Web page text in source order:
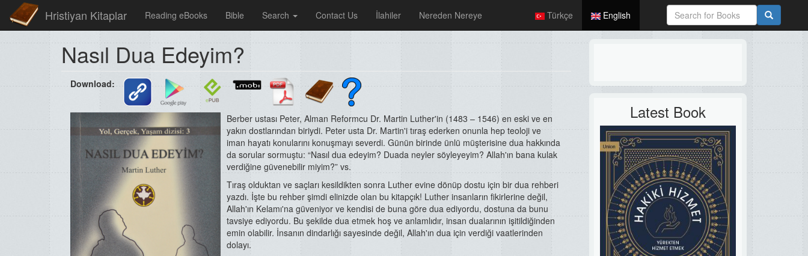
Hristiyan Kitaplar Reading eBooks Bible Search Contact Us İlahiler Nereden Nereye Türkçe English
Latest Book
Nasıl Dua Edeyim?
Download:
Berber ustası Peter, Alman Reformcu Dr. Martin Luther'in (1483 – 1546) en eski ve en
yakın dostlarından biriydi. Peter usta Dr. Martin'i tıraş ederken onunla hep teoloji ve
iman hayatı konularını konuşmayı severdi. Günün birinde ünlü müşterisine dua hakkında
da sorular sormuştu: “Nasıl dua edeyim? Duada neyler söyleyeyim? Allah'ın bana kulak
verdiğine güvenebilir miyim?” vs.
Tıraş olduktan ve saçları kesildikten sonra Luther evine dönüp dostu için bir dua rehberi
yazdı. İşte bu rehber şimdi elinizde olan bu kitapçık! Luther insanların fikirlerine değil,
Allah'ın Kelamı'na güveniyor ve kendisi de buna göre dua ediyordu, dostuna da bunu
tavsiye ediyordu. Bu şekilde dua etmek hoş ve anlamlıdır, insan dualarının işitildiğinden
emin olabilir. İnsanın dindarlığı sayesinde değil, Allah'ın dua için verdiği vaatlerinden
dolayı.